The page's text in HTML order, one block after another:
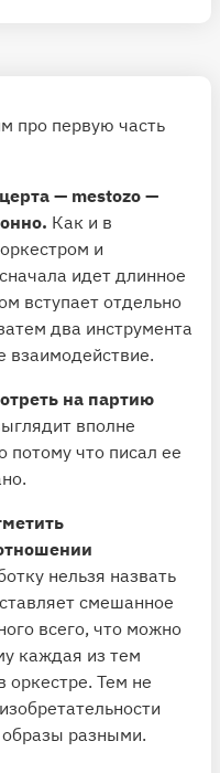
про первую часть
— mestozo —
Как и в
и
идет длинное
вступает отдельно
два инструмента
взаимодействие.
на партию
вполне
потому что писал ее
нельзя назвать
смешанное
всего, что можно
каждая из тем
оркестре. Тем не
разными.